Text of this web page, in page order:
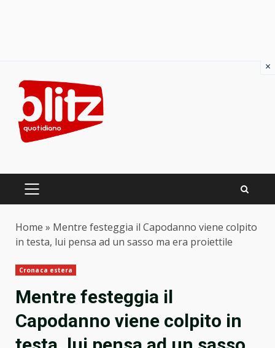
content
PRIMARY
Home » Mentre festeggia il Capodanno viene colpito
in testa, lui pensa ad un sasso ma era proiettile
Cronaca estera
Mentre festeggia il
Capodanno viene colpito in
×